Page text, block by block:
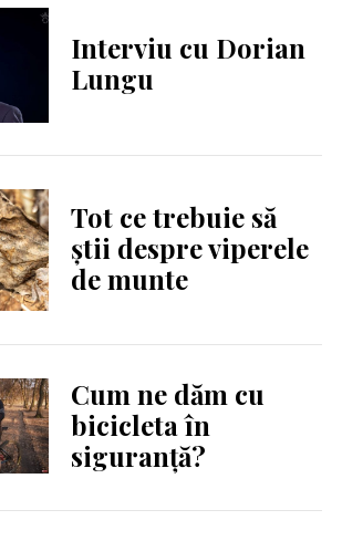
Interviu cu Dorian
Lungu
Tot ce trebuie să
știi despre viperele
de munte
Cum ne dăm cu
bicicleta în
siguranță?